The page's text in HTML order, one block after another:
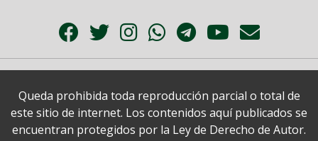
Queda prohibida toda reproducción parcial o total de
este sitio de internet. Los contenidos aquí publicados se
encuentran protegidos por la Ley de Derecho de Autor.